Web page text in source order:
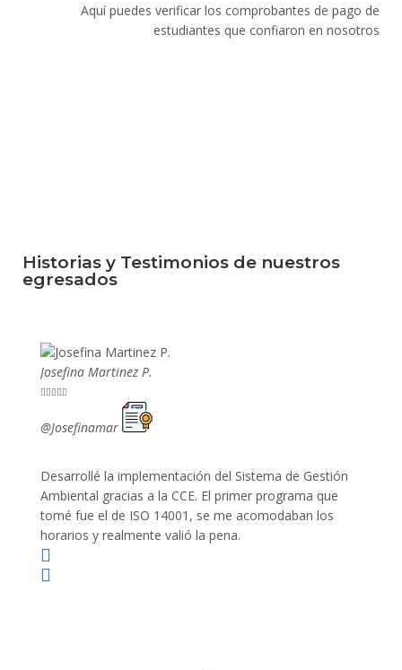
Aquí puedes verificar los comprobantes de pago de
estudiantes que confiaron en nosotros
Historias y Testimonios de nuestros
egresados
Josefina Martinez P.

@Josefinamar
Desarrollé la implementación del Sistema de Gestión
Ambiental gracias a la CCE. El primer programa que
tomé fue el de ISO 14001, se me acomodaban los
horarios y realmente valió la pena.